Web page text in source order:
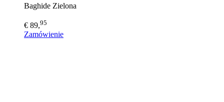
Baghide Zielona
€ 89,95
Zamówienie